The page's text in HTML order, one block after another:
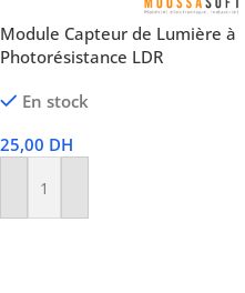
Module Capteur de Lumière à
Photorésistance LDR
En stock
25,00 DH
Ajouter Au Panier